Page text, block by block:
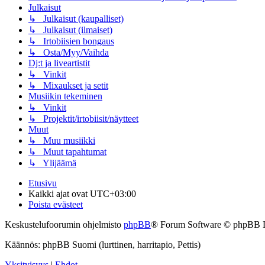
Julkaisut
↳ Julkaisut (kaupalliset)
↳ Julkaisut (ilmaiset)
↳ Irtobiisien bongaus
↳ Osta/Myy/Vaihda
Dj:t ja liveartistit
↳ Vinkit
↳ Mixaukset ja setit
Musiikin tekeminen
↳ Vinkit
↳ Projektit/irtobiisit/näytteet
Muut
↳ Muu musiikki
↳ Muut tapahtumat
↳ Ylijäämä
Etusivu
Kaikki ajat ovat UTC+03:00
Poista evästeet
Keskustelufoorumin ohjelmisto phpBB® Forum Software © phpBB
Käännös: phpBB Suomi (lurttinen, harritapio, Pettis)